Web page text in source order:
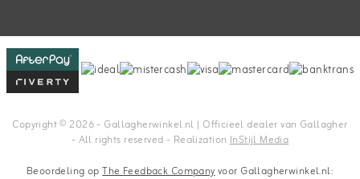
Copyright © 2026 - Gallagherwinkel.nl | Officieel dealer van Gallagher
- All rights reserved - Realization InStijl Media
Beoordeling opThe Feedback Companyvoor Gallagherwinkel.nl: